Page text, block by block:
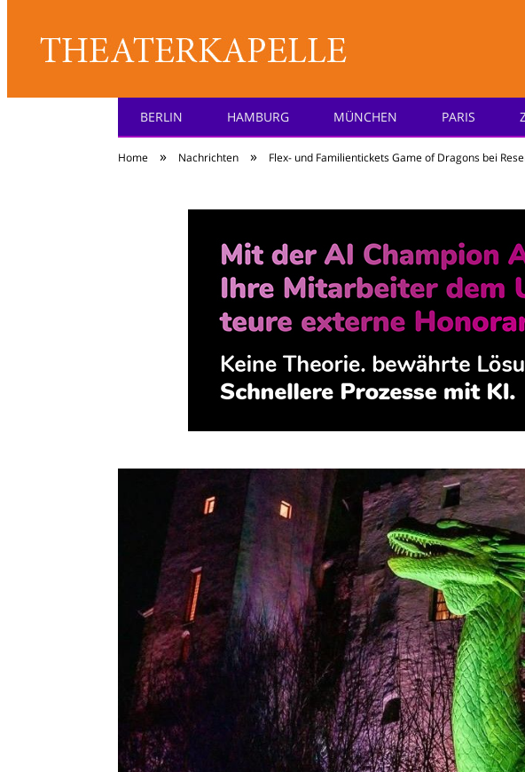
Theater: [KA] :pelle
BERLIN HAMBURG MÜNCHEN PARIS
Home » Nachrichten » Flex- und Familientickets Game of Dragons bei